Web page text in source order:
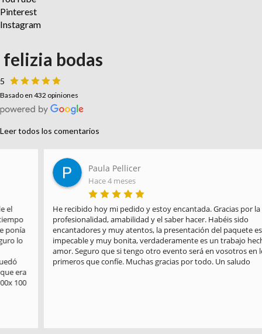
Pinterest
Instagram
felizia bodas
5
Basado en 432 opiniones
Leer todos los comentarios
Paula Pellicer
Hace 4 meses
He recibido hoy mi pedido y estoy encantada. Gracias por la
profesionalidad, amabilidad y el saber hacer. Habéis sido
encantadores y muy atentos, la presentación del paquete es
impecable y muy bonita, verdaderamente es un trabajo hecho con
amor. Seguro que si tengo otro evento será en vosotros en los
primeros que confíe. Muchas gracias por todo. Un saludo